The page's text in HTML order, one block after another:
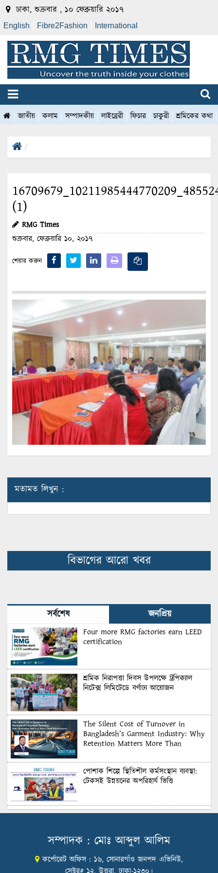
ঢাকা, শুক্রবার , ১০ ফেব্রুয়ারি ২০১৭
English Fibre2Fashion International
জাতীয় কলাম সম্পাদকীয় লাইব্রেরী ফিচার চাকুরী শ্রমিকের কথা
(1)
RMG Times
শুক্রবার, ফেব্রুয়ারি ১০, ২০১৭
শেয়ার করুন
মতামত লিখুন :
বিভাগের আরো খবর
সর্বশেষ জনপ্রিয়
Four more RMG factories earn LEED
certification
শ্রমিক নিরাপত্তা দিবস উপলক্ষে ট্রপিক্যাল
নিটেক্স লিমিটেডে বর্ণাঢ্য আয়োজন
The Silent Cost of Turnover in
Bangladesh’s Garment Industry: Why
Retention Matters More Than
পোশাক শিল্পে স্থিতিশীল কর্মসংস্থান ব্যবস্থা:
টেকসই উন্নয়নের অপরিহার্য ভিত্তি
শুল্কের দেয়াল ভাঙার সুযোগ: মার্কিন বাজারে
Honoring Excellence: Texstream
Fashion Ltd. Rewards Best Workers–
সম্পাদক : মোঃ আব্দুল আলিম
কর্পোরেট অফিস : ১৬, সোনারগাঁও জনপদ এভিনিউ,